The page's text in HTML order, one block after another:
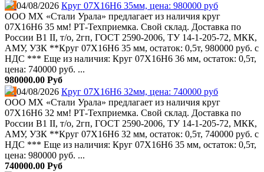
04/08/2026 Круг 07Х16Н6 35мм, цена: 980000 руб
ООО МХ «Стали Урала» предлагает из наличия круг
07Х16Н6 35 мм! РТ-Техприемка. Свой склад. Доставка по
России В1 II, т/о, 2гп, ГОСТ 2590-2006, ТУ 14-1-205-72, МКК,
АМУ, УЗК **Круг 07Х16Н6 35 мм, остаток: 0,5т, 980000 руб. с
НДС *** Еще из наличия: Круг 07Х16Н6 36 мм, остаток: 0,5т,
цена: 740000 руб. ...
980000.00 Руб
04/08/2026 Круг 07Х16Н6 32мм, цена: 740000 руб
ООО МХ «Стали Урала» предлагает из наличия круг
07Х16Н6 32 мм! РТ-Техприемка. Свой склад. Доставка по
России В1 II, т/о, 2гп, ГОСТ 2590-2006, ТУ 14-1-205-72, МКК,
АМУ, УЗК **Круг 07Х16Н6 32 мм, остаток: 0,5т, 740000 руб. с
НДС *** Еще из наличия: Круг 07Х16Н6 35 мм, остаток: 0,5т,
цена: 980000 руб. ...
740000.00 Руб